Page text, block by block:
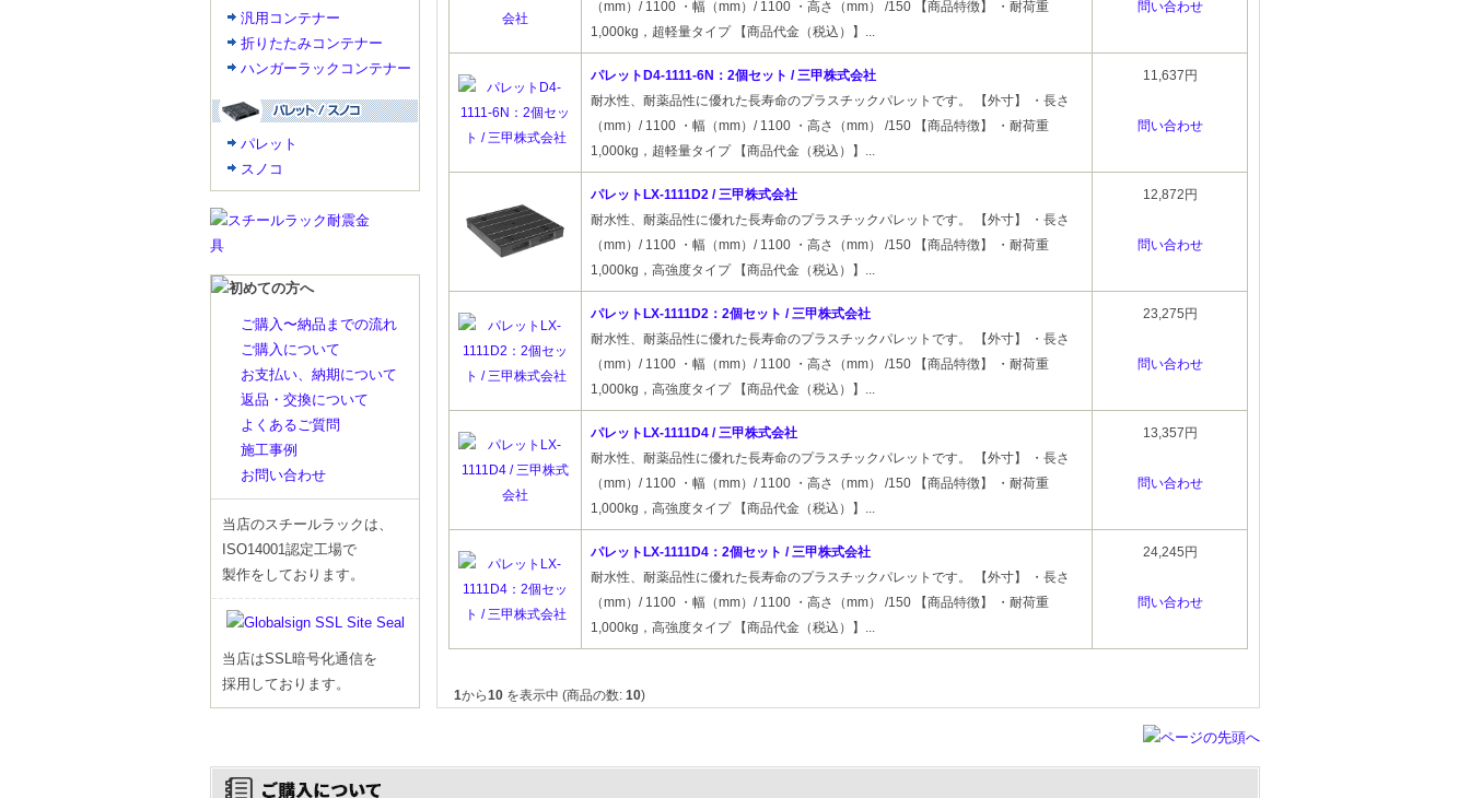
汎用コンテナー
折りたたみコンテナー
ハンガーラックコンテナー
パレット
スノコ
ご購入〜納品までの流れ
ご購入について
お支払い、納期について
返品・交換について
よくあるご質問
施工事例
お問い合わせ
当店のスチールラックは、
ISO14001認定工場で
製作をしております。
当店はSSL暗号化通信を
採用しております。
（mm）/ 1100 ・幅（mm）/ 1100 ・高さ（mm） /150 【商品特徴】 ・耐荷重
1,000kg，超軽量タイプ 【商品代金（税込）】...
問い合わせ
パレットD4-1111-6N：2個セット / 三甲株式会社
耐水性、耐薬品性に優れた長寿命のプラスチックパレットです。 【外寸】 ・長さ
（mm）/ 1100 ・幅（mm）/ 1100 ・高さ（mm） /150 【商品特徴】 ・耐荷重
1,000kg，超軽量タイプ 【商品代金（税込）】...
11,637円
問い合わせ
パレットLX-1111D2 / 三甲株式会社
耐水性、耐薬品性に優れた長寿命のプラスチックパレットです。 【外寸】 ・長さ
（mm）/ 1100 ・幅（mm）/ 1100 ・高さ（mm） /150 【商品特徴】 ・耐荷重
1,000kg，高強度タイプ 【商品代金（税込）】...
12,872円
問い合わせ
パレットLX-1111D2：2個セット / 三甲株式会社
耐水性、耐薬品性に優れた長寿命のプラスチックパレットです。 【外寸】 ・長さ
（mm）/ 1100 ・幅（mm）/ 1100 ・高さ（mm） /150 【商品特徴】 ・耐荷重
1,000kg，高強度タイプ 【商品代金（税込）】...
23,275円
問い合わせ
パレットLX-1111D4 / 三甲株式会社
耐水性、耐薬品性に優れた長寿命のプラスチックパレットです。 【外寸】 ・長さ
（mm）/ 1100 ・幅（mm）/ 1100 ・高さ（mm） /150 【商品特徴】 ・耐荷重
1,000kg，高強度タイプ 【商品代金（税込）】...
13,357円
問い合わせ
パレットLX-1111D4：2個セット / 三甲株式会社
耐水性、耐薬品性に優れた長寿命のプラスチックパレットです。 【外寸】 ・長さ
（mm）/ 1100 ・幅（mm）/ 1100 ・高さ（mm） /150 【商品特徴】 ・耐荷重
1,000kg，高強度タイプ 【商品代金（税込）】...
24,245円
問い合わせ
1から10 を表示中 (商品の数: 10)